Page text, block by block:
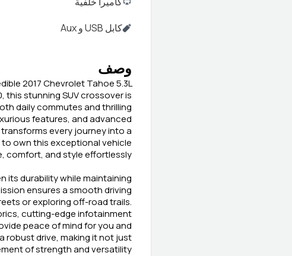
كابل USB و Aux
وصف
2017 Chevrolet Tahoe 5.3L
this stunning SUV crossover is
daily commutes and thrilling
features, and advanced
every journey into a
to own this exceptional vehicle
comfort, and style effortlessly.
its durability while maintaining
ensures a smooth driving
or exploring off-road trails.
cutting-edge infotainment
peace of mind for you and
robust drive, making it not just
of strength and versatility.